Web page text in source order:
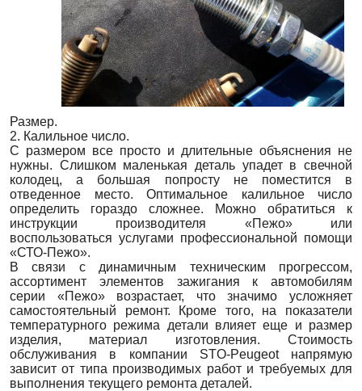
Размер.
2. Калильное число.
С размером все просто и длительные объяснения не
нужны. Слишком маленькая деталь упадет в свечной
колодец, а большая попросту не поместится в
отведенное место. Оптимальное калильное число
определить гораздо сложнее. Можно обратиться к
инструкции производителя «Пежо» или
воспользоваться услугами профессиональной помощи
«СТО-Пежо».
В связи с динамичным техническим прогрессом,
ассортимент элементов зажигания к автомобилям
серии «Пежо» возрастает, что значимо усложняет
самостоятельный ремонт. Кроме того, на показатели
температурного режима детали влияет еще и размер
изделия, материал изготовления. Стоимость
обслуживания в компании STO-Peugeot напрямую
зависит от типа производимых работ и требуемых для
выполнения текущего ремонта деталей.